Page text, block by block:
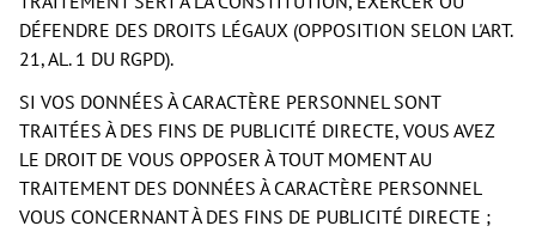
DÉFENDRE DES DROITS LÉGAUX (OPPOSITION SELON L'ART.
21, AL. 1 DU RGPD).
SI VOS DONNÉES À CARACTÈRE PERSONNEL SONT
TRAITÉES À DES FINS DE PUBLICITÉ DIRECTE, VOUS AVEZ
LE DROIT DE VOUS OPPOSER À TOUT MOMENT AU
TRAITEMENT DES DONNÉES À CARACTÈRE PERSONNEL
VOUS CONCERNANT À DES FINS DE PUBLICITÉ DIRECTE ;